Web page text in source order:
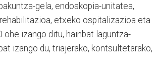
gela, endoskopia-unitatea,
etxeko ospitalizazioa eta
ohe izango ditu, hainbat laguntza-
izango du, triajerako, kontsultetarako,